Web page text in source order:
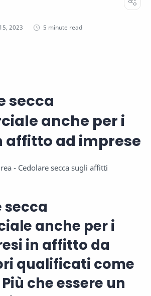
5 minute read
secca
anche per i
affitto ad imprese
- Cedolare secca sugli affitti
secca
anche per i
in affitto da
qualificati come
che essere un